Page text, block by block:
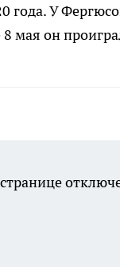
У
мая он